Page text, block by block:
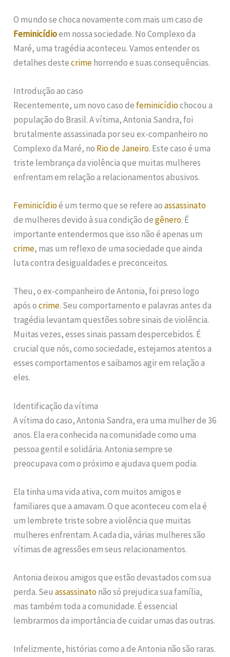
O mundo se choca novamente com mais um caso de
Feminicídioem nossa sociedade. No Complexo da
Maré, uma tragédia aconteceu. Vamos entender os
detalhes destecrimehorrendo e suas consequências.
Introdução ao caso
Recentemente, um novo caso de feminicídiochocou a
população do Brasil. A vítima, Antonia Sandra, foi
brutalmente assassinada por seu ex-companheiro no
Complexo da Maré, no Rio de Janeiro. Este caso é uma
triste lembrança da violência que muitas mulheres
enfrentam em relação a relacionamentos abusivos.
Feminicídioé um termo que se refere aoassassinato
de mulheres devido à sua condição degênero. É
importante entendermos que isso não é apenas um
crime, mas um reflexo de uma sociedade que ainda
luta contra desigualdades e preconceitos.
Theu, o ex-companheiro de Antonia, foi preso logo
após ocrime. Seu comportamento e palavras antes da
tragédia levantam questões sobre sinais de violência.
Muitas vezes, esses sinais passam despercebidos. É
crucial que nós, como sociedade, estejamos atentos a
esses comportamentos e saibamos agir em relação a
eles.
Identificação da vítima
A vítima do caso, Antonia Sandra, era uma mulher de 36
anos. Ela era conhecida na comunidade como uma
pessoa gentil e solidária. Antonia sempre se
preocupava com o próximo e ajudava quem podia.
Ela tinha uma vida ativa, com muitos amigos e
familiares que a amavam. O que aconteceu com ela é
um lembrete triste sobre a violência que muitas
mulheres enfrentam. A cada dia, várias mulheres são
vítimas de agressões em seus relacionamentos.
Antonia deixou amigos que estão devastados com sua
perda. Seuassassinatonão só prejudica sua família,
mas também toda a comunidade. É essencial
lembrarmos da importância de cuidar umas das outras.
Infelizmente, histórias como a de Antonia não são raras.